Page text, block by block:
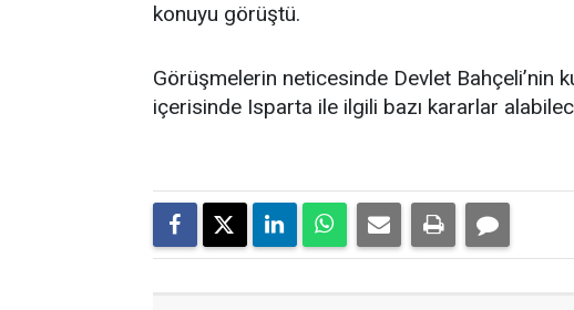
konuyu görüştü.
Görüşmelerin neticesinde Devlet Bahçeli’nin
içerisinde Isparta ile ilgili bazı kararlar